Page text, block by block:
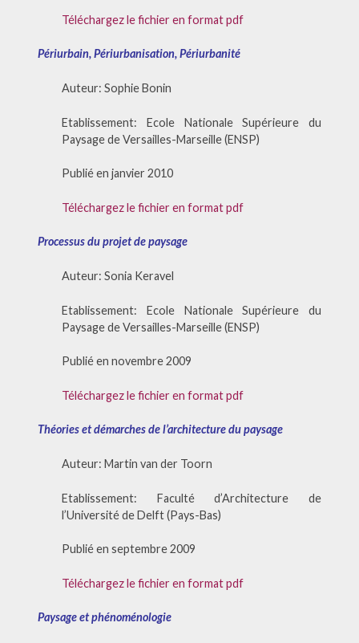
Téléchargez le fichier en format pdf
Périurbain, Périurbanisation, Périurbanité
Auteur: Sophie Bonin
Etablissement: Ecole Nationale Supérieure du
Paysage de Versailles-Marseille (ENSP)
Publié en janvier 2010
Téléchargez le fichier en format pdf
Processus du projet de paysage
Auteur: Sonia Keravel
Etablissement: Ecole Nationale Supérieure du
Paysage de Versailles-Marseille (ENSP)
Publié en novembre 2009
Téléchargez le fichier en format pdf
Théories et démarches de l’architecture du paysage
Auteur: Martin van der Toorn
Etablissement: Faculté d’Architecture de
l’Université de Delft (Pays-Bas)
Publié en septembre 2009
Téléchargez le fichier en format pdf
Paysage et phénoménologie